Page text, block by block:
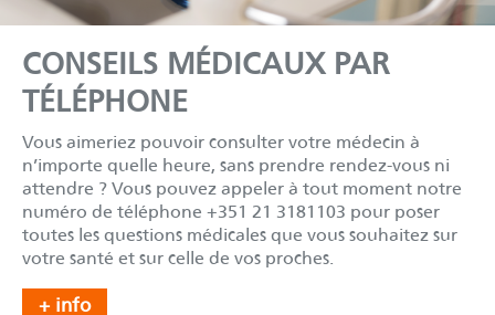
CONSEILS MÉDICAUX PAR
TÉLÉPHONE
Vous aimeriez pouvoir consulter votre médecin à
n’importe quelle heure, sans prendre rendez-vous ni
attendre ? Vous pouvez appeler à tout moment notre
numéro de téléphone +351 21 3181103 pour poser
toutes les questions médicales que vous souhaitez sur
votre santé et sur celle de vos proches.
+ info